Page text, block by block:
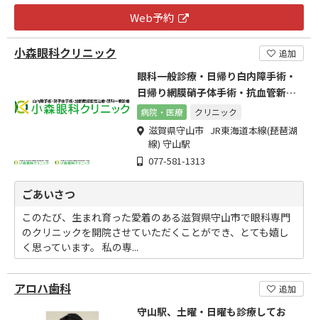
Web予約
小森眼科クリニック 追加
眼科一般診療・日帰り白内障手術・
日帰り網膜硝子体手術・抗血管新生
治療
病院・医療 クリニック
滋賀県守山市 JR東海道本線(琵琶湖
線) 守山駅
077-581-1313
ごあいさつ
このたび、生まれ育った愛着のある滋賀県守山市で眼科専門
のクリニックを開院させていただくことができ、とても嬉し
く思っています。 私の専...
アロハ歯科 追加
守山駅、土曜・日曜も診療してお